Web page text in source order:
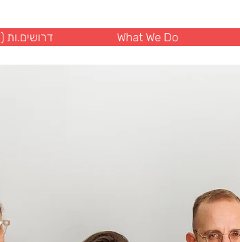
What We Do דרושים.ות (Item)